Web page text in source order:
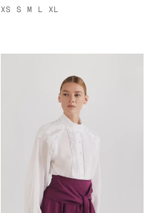
XS S M L XL